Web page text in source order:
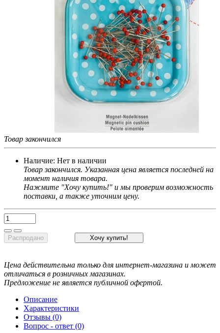
Товар закончился
Наличие: Нет в наличии
Товар закончился. Указанная цена является последней на
момент наличия товара.
Нажмите "Хочу купить!" и мы проверим возможность
поставки, а также уточним цену.
Распродано Хочу купить!
Цена действительна только для интернет-магазина и может
отличаться в розничных магазинах.
Предложение не является публичной офертой.
Описание
Характеристики
Отзывы (0)
Вопрос - ответ (0)